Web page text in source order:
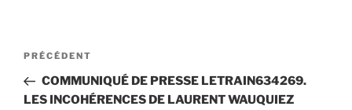
Navigation
l’article
Article
précédent
PRÉCÉDENT
COMMUNIQUÉ DE PRESSE LETRAIN634269.
LES INCOHÉRENCES DE LAURENT WAUQUIEZ